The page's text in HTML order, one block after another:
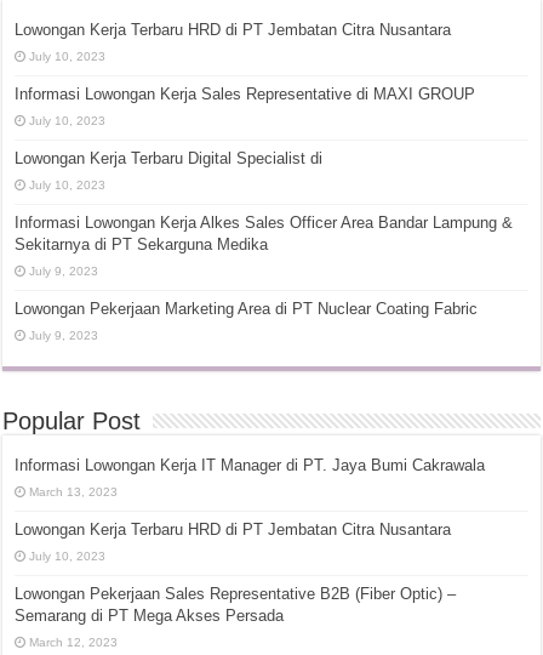
Lowongan Kerja Terbaru HRD di PT Jembatan Citra Nusantara
July 10, 2023
Informasi Lowongan Kerja Sales Representative di MAXI GROUP
July 10, 2023
Lowongan Kerja Terbaru Digital Specialist di
July 10, 2023
Informasi Lowongan Kerja Alkes Sales Officer Area Bandar Lampung &
Sekitarnya di PT Sekarguna Medika
July 9, 2023
Lowongan Pekerjaan Marketing Area di PT Nuclear Coating Fabric
July 9, 2023
Popular Post
Informasi Lowongan Kerja IT Manager di PT. Jaya Bumi Cakrawala
March 13, 2023
Lowongan Kerja Terbaru HRD di PT Jembatan Citra Nusantara
July 10, 2023
Lowongan Pekerjaan Sales Representative B2B (Fiber Optic) –
Semarang di PT Mega Akses Persada
March 12, 2023